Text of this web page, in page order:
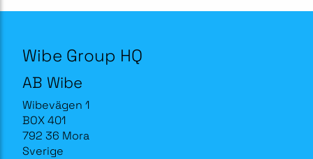
Wibe Group HQ
AB Wibe
Wibevägen 1
BOX 401
792 36 Mora
Sverige